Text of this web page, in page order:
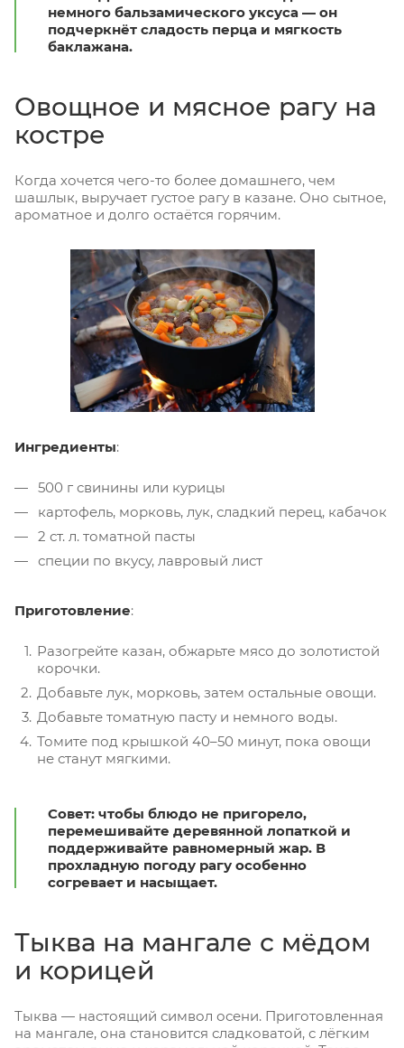
немного бальзамического уксуса — он
подчеркнёт сладость перца и мягкость
баклажана.
Овощное и мясное рагу на
костре
Когда хочется чего-то более домашнего, чем
шашлык, выручает густое рагу в казане. Оно сытное,
ароматное и долго остаётся горячим.
Ингредиенты:
500 г свинины или курицы
картофель, морковь, лук, сладкий перец, кабачок
2 ст. л. томатной пасты
специи по вкусу, лавровый лист
Приготовление:
Разогрейте казан, обжарьте мясо до золотистой
корочки.
Добавьте лук, морковь, затем остальные овощи.
Добавьте томатную пасту и немного воды.
Томите под крышкой 40–50 минут, пока овощи
не станут мягкими.
Совет: чтобы блюдо не пригорело,
перемешивайте деревянной лопаткой и
поддерживайте равномерный жар. В
прохладную погоду рагу особенно
согревает и насыщает.
Тыква на мангале с мёдом
и корицей
Тыква — настоящий символ осени. Приготовленная
на мангале, она становится сладковатой, с лёгким